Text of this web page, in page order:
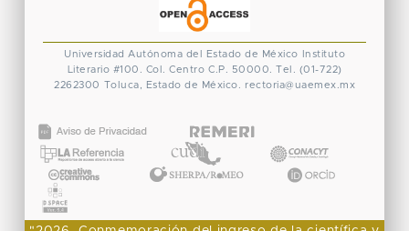
Universidad Autónoma del Estado de México
Instituto
Literario #100. Col. Centro C.P. 50000. Tel. (01-722)
2262300 Toluca, Estado de México. rectoria@uaemex.mx